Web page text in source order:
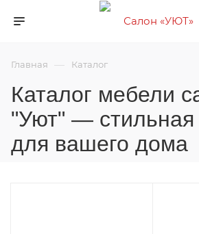
Главная — Каталог
Каталог мебели
"Уют" —
для вашего дома